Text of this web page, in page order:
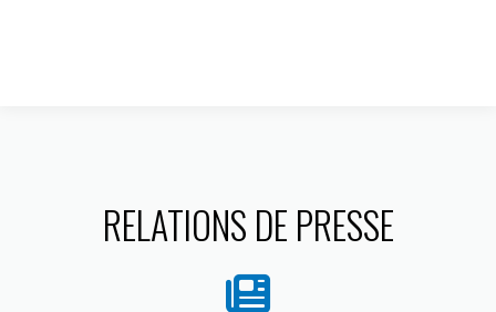
RELATIONS DE PRESSE